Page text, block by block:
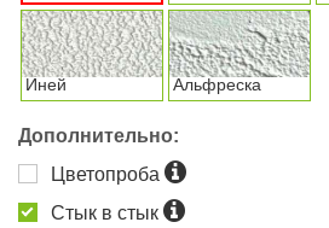
Иней Альфреска
Дополнительно:
Цветопроба
Стык в стык